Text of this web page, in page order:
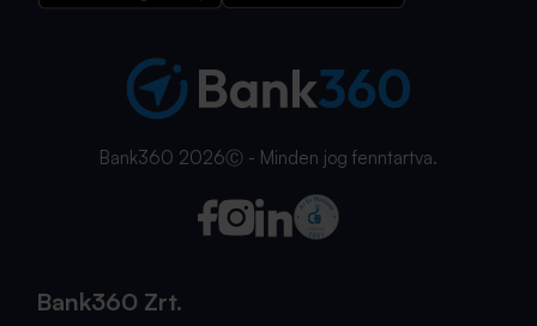
Bank360 2026Ⓒ - Minden jog fenntartva.
Bank360 Zrt.